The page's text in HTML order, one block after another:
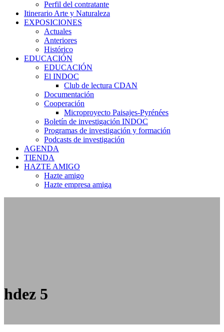
Perfil del contratante
Itinerario Arte y Naturaleza
EXPOSICIONES
Actuales
Anteriores
Histórico
EDUCACIÓN
EDUCACIÓN
El INDOC
Club de lectura CDAN
Documentación
Cooperación
Microproyecto Paisajes-Pyrénées
Boletín de investigación INDOC
Programas de investigación y formación
Podcasts de investigación
AGENDA
TIENDA
HAZTE AMIGO
Hazte amigo
Hazte empresa amiga
hdez 5